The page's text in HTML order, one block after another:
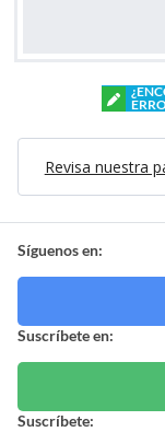
Revisa nuestra
Síguenos en:
Suscríbete en:
Suscríbete: